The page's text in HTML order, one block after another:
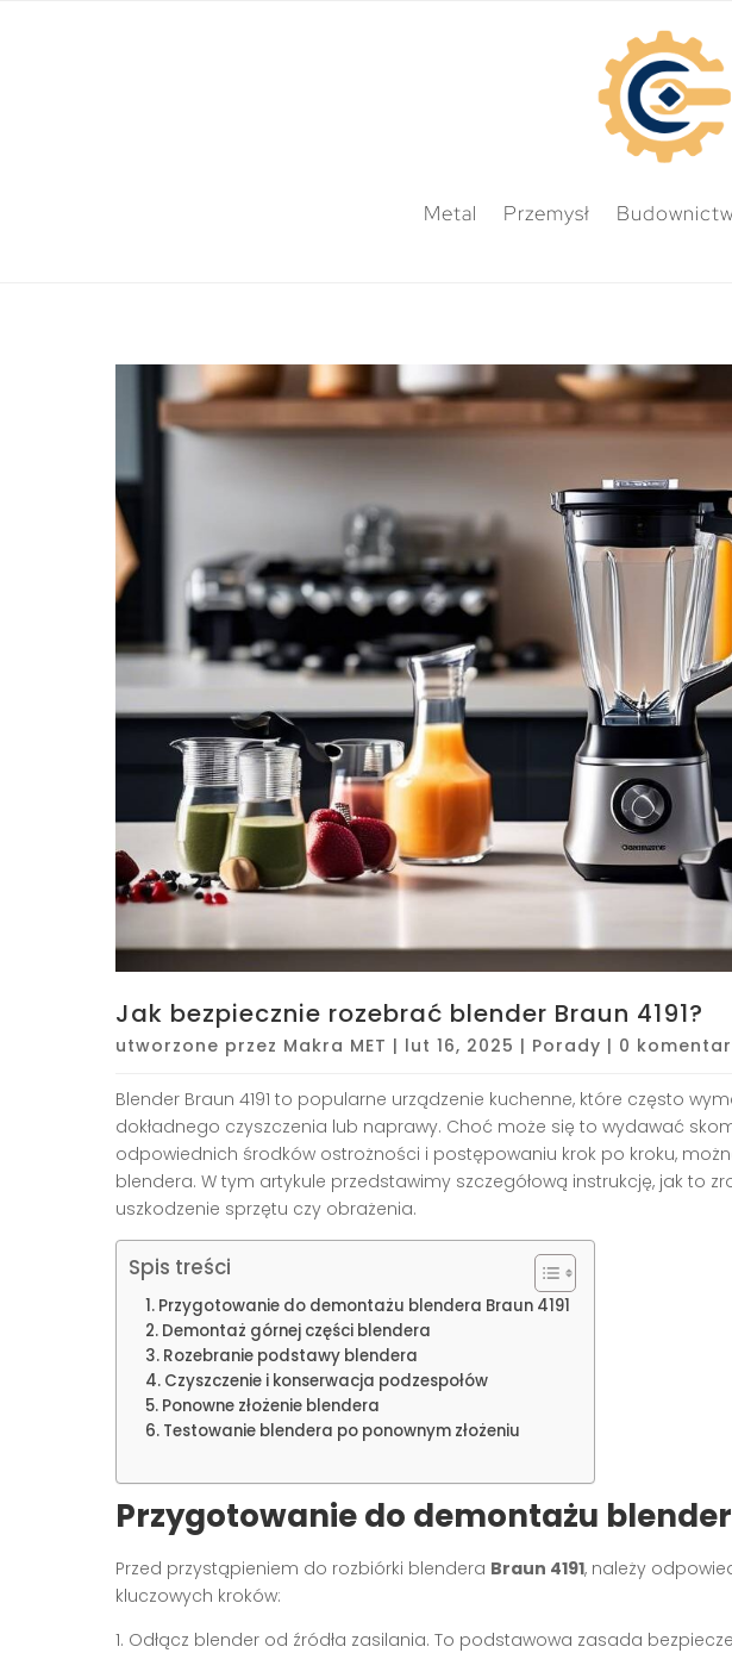
Metal Przemysł
Jak bezpiecznie rozebrać blender Braun 4191?
utworzone przez Makra MET | lut 16, 2025 | Porady | 0
Blender Braun 4191 to popularne urządzenie kuchenne, które często
dokładnego czyszczenia lub naprawy. Choć może się to wydawać
odpowiednich środków ostrożności i postępowaniu krok po kroku,
blendera. W tym artykule przedstawimy szczegółową instrukcję, jak to
uszkodzenie sprzętu czy obrażenia.
Spis treści
Przygotowanie do demontażu blendera Braun 4191
Demontaż górnej części blendera
Rozebranie podstawy blendera
Czyszczenie i konserwacja podzespołów
Ponowne złożenie blendera
Testowanie blendera po ponownym złożeniu
Przygotowanie do demontażu
Przed przystąpieniem do rozbiórki blendera Braun 4191, należy
kluczowych kroków:
1. Odłącz blender od źródła zasilania. To podstawowa zasada